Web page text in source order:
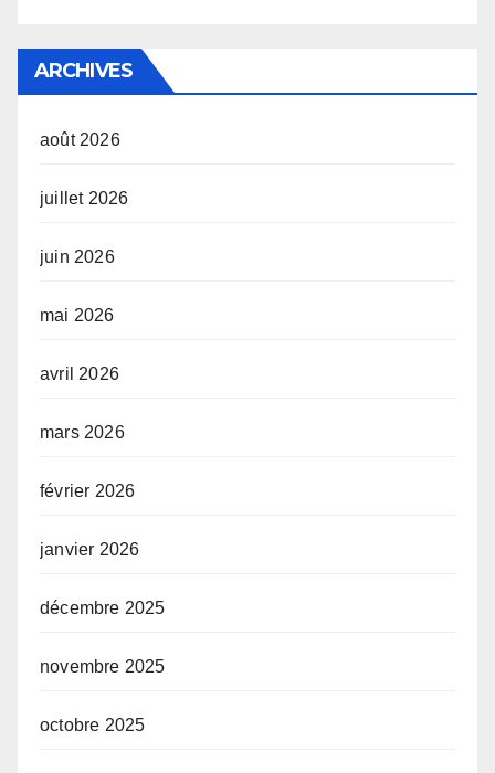
ARCHIVES
août 2026
juillet 2026
juin 2026
mai 2026
avril 2026
mars 2026
février 2026
janvier 2026
décembre 2025
novembre 2025
octobre 2025